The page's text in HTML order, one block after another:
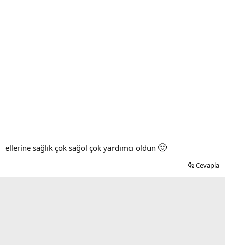
ellerine sağlık çok sağol çok yardımcı oldun 🙂
Cevapla